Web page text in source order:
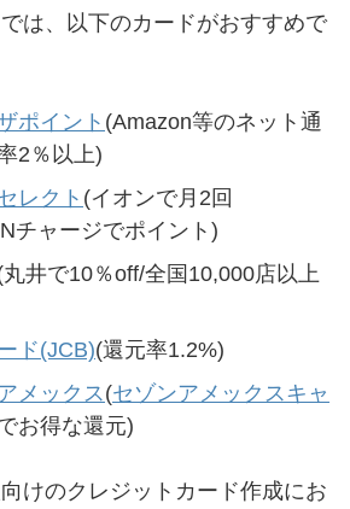
は、以下のカードがおすすめで
ポイント (Amazon等のネット通
2％以上)
レクト (イオンで月2回
チャージでポイント)
丸井で10％off/全国10,000店以上
ド(JCB)(還元率1.2%)
メックス(セゾンアメックスキャ
お得な還元)
けのクレジットカード作成にお